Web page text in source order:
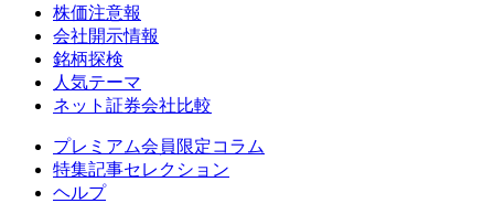
株価注意報
会社開示情報
銘柄探検
人気テーマ
ネット証券会社比較
プレミアム会員限定コラム
特集記事セレクション
ヘルプ